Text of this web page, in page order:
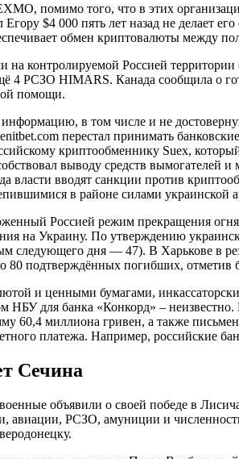
помимо того, что в этих
$4 000 пять лет назад не делает
обмен криптовалюты между
на контролируемой Россией
4 РСЗО HIMARS. Канада сообщила о
помощи.
в том числе и не
перестал принимать
криптообменнику Suex,
выводу средств вымогателей
вводят санкции против
в районе силами украинской
Россией режим прекращения
на Украину. По утверждению
дня — 47). В Харькове в
80 подтверждённых погибших, отметив
и ценными бумагами,
НБУ для банка «Конкорд» –
60,4 миллиона гривен, а также
платежа. Например, российские
Сечина
военные объявили о своей победе в
авиации, РСЗО, амуниции и